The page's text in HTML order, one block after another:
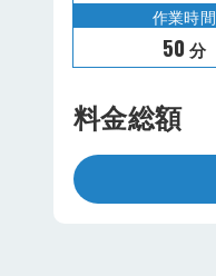
作業時間
50 分
料金総額